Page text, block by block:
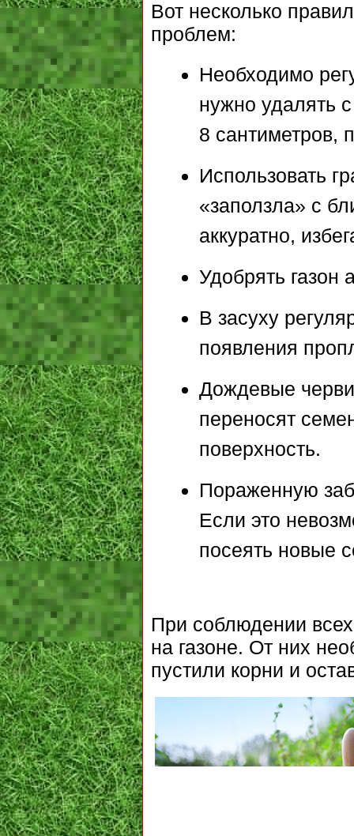
Вот несколько
проблем:
Необходимо
нужно удалять
8 сантиметров,
Использовать
«заползла» с
аккуратно,
Удобрять газон
В засуху
появления
Дождевые
переносят
поверхность.
Пораженную
Если это
посеять новые
При соблюдении
на газоне. От них
пустили корни и